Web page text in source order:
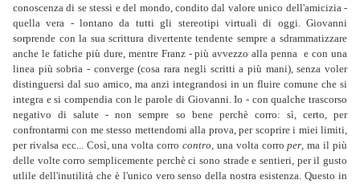
conoscenza di se stessi e del mondo, condito dal valore unico dell'amicizia -
quella vera - lontano da tutti gli stereotipi virtuali di oggi. Giovanni
sorprende con la sua scrittura divertente tendente sempre a sdrammatizzare
anche le fatiche più dure, mentre Franz - più avvezzo alla penna e con una
linea più sobria - converge (cosa rara negli scritti a più mani), senza voler
distinguersi dal suo amico, ma anzi integrandosi in un fluire comune che si
integra e si compendia con le parole di Giovanni. Io - con qualche trascorso
negativo di salute - non sempre so bene perchè corro: sì, certo, per
confrontarmi con me stesso mettendomi alla prova, per scoprire i miei limiti,
per rivalsa ecc... Così, una volta corro contro, una volta corroper, ma il più
delle volte corro semplicemente perchè ci sono strade e sentieri, per il gusto
utlile dell'inutilità che è l'unico vero senso della nostra esistenza. Questo in